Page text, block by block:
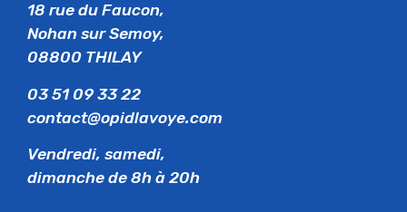
18 rue du Faucon,
Nohan sur Semoy,
08800 THILAY
03 51 09 33 22
contact@opidlavoye.com
Vendredi, samedi,
dimanche de 8h à 20h